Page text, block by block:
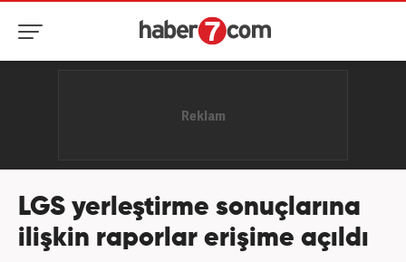
LGS yerleştirme sonuçlarına
ilişkin raporlar erişime açıldı